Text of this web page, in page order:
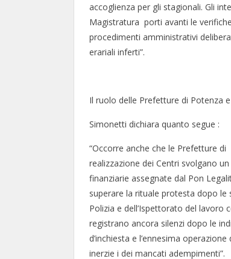
accoglienza per gli stagionali. Gli
Magistratura porti avanti le
procedimenti amministrativi
erariali inferti”.
Il ruolo delle Prefetture di Potenza
Simonetti dichiara quanto segue :
“Occorre anche che le Prefetture
realizzazione dei Centri svolgano
finanziarie assegnate dal Pon
superare la rituale protesta dopo
Polizia e dell’Ispettorato del lavoro
registrano ancora silenzi dopo le
d’inchiesta e l’ennesima
inerzie i dei mancati adempimenti”.